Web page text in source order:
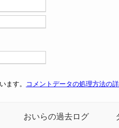
ます。 コメントデータの処理方法の
おいらの過去ログ